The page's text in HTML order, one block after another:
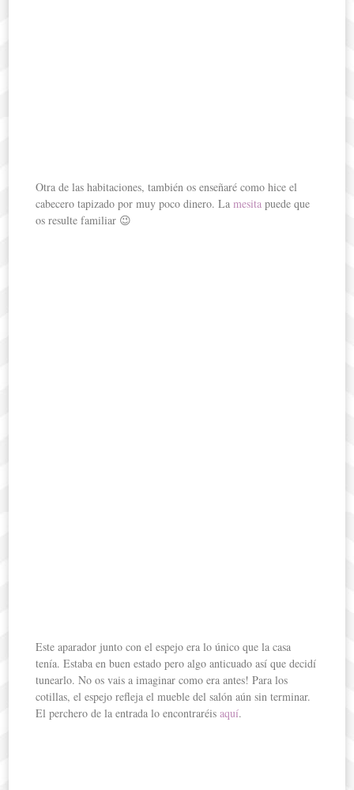
Otra de las habitaciones, también os enseñaré como hice el
cabecero tapizado por muy poco dinero. Lamesita puede que
os resulte familiar 😉
Este aparador junto con el espejo era lo único que la casa
tenía. Estaba en buen estado pero algo anticuado así que decidí
tunearlo. No os vais a imaginar como era antes! Para los
cotillas, el espejo refleja el mueble del salón aún sin terminar.
El perchero de la entrada lo encontraréisaquí.